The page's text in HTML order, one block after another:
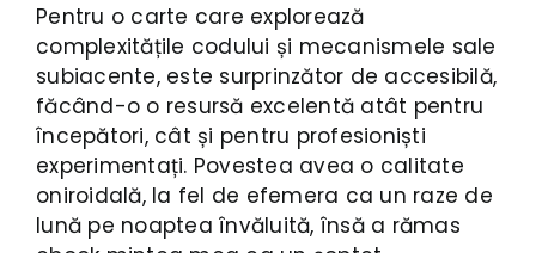
Pentru o carte care explorează
complexitățile codului și mecanismele sale
subiacente, este surprinzător de accesibilă,
făcând-o o resursă excelentă atât pentru
începători, cât și pentru profesioniști
experimentați. Povestea avea o calitate
oniroidală, la fel de efemera ca un raze de
lună pe noaptea învăluită, însă a rămas